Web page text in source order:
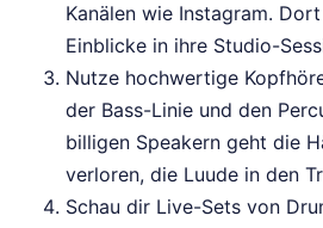
Kanälen wie Instagram.
Einblicke in ihre Studio-
Nutze hochwertige
der Bass-Linie und den
billigen Speakern geht die
verloren, die Luude in den
Schau dir Live-Sets von